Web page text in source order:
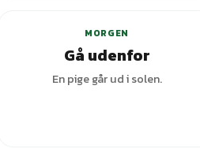
MORGEN
Gå udenfor
En pige går ud i solen.